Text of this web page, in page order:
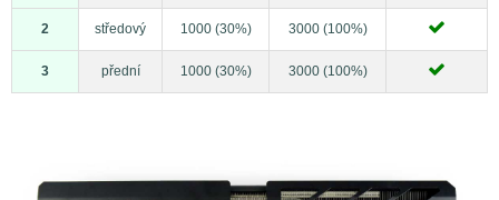
2 středový 1000 (30%) 3000 (100%)
3 přední 1000 (30%) 3000 (100%)